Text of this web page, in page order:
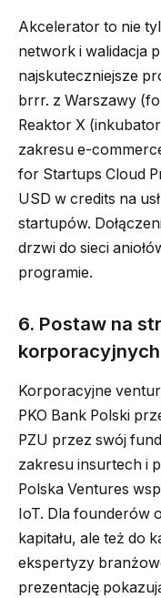
Akcelerator to nie
network i walidacja
najskuteczniejsze
brrr. z Warszawy
Reaktor X
zakresu e-
for Startups Cloud
USD w credits na
startupów.
drzwi do sieci
programie.
6. Postaw na
korporacyjnych
Korporacyjne
PKO Bank Polski
PZU przez swój
zakresu insurtech i
Polska Ventures
IoT. Dla founderów
kapitału, ale też do
ekspertyzy
prezentację